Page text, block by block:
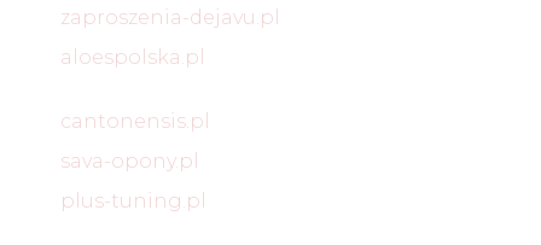
zaproszenia-dejavu.pl
aloespolska.pl
cantonensis.pl
sava-opony.pl
plus-tuning.pl